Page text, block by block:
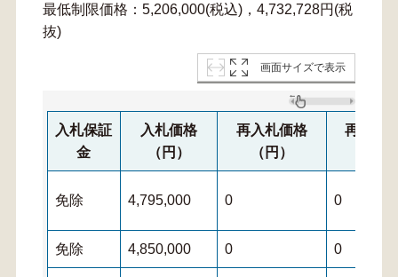
最低制限価格：5,206,000(税込)，4,732,728円(税
抜)
画面サイズで表示
入札保証
金
入札価格
（円）
再入札価格
（円）
再々入
免除 4,795,000 0 0
免除 4,850,000 0 0